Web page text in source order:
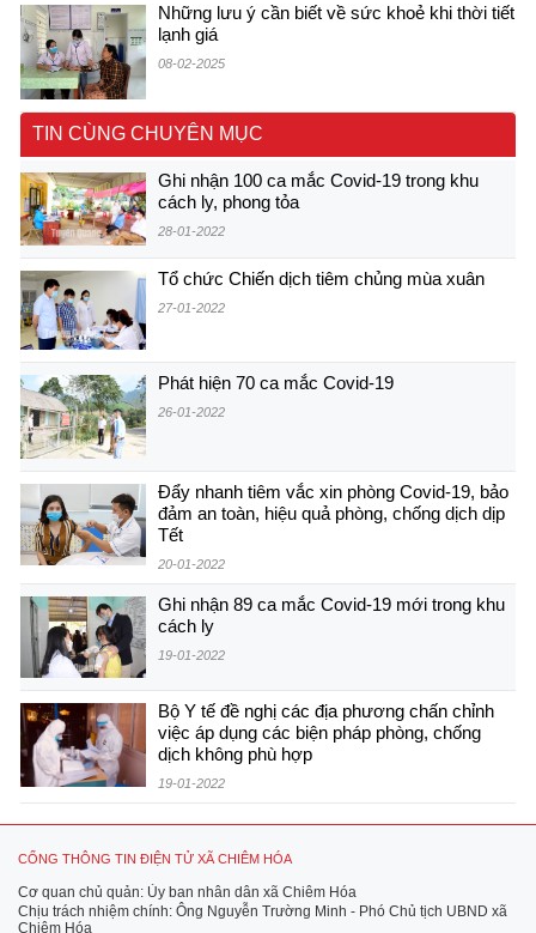
Những lưu ý cần biết về sức khoẻ khi thời tiết
lạnh giá
08-02-2025
TIN CÙNG CHUYÊN MỤC
Ghi nhận 100 ca mắc Covid-19 trong khu
cách ly, phong tỏa
28-01-2022
Tổ chức Chiến dịch tiêm chủng mùa xuân
27-01-2022
Phát hiện 70 ca mắc Covid-19
26-01-2022
Đẩy nhanh tiêm vắc xin phòng Covid-19, bảo
đảm an toàn, hiệu quả phòng, chống dịch dịp
Tết
20-01-2022
Ghi nhận 89 ca mắc Covid-19 mới trong khu
cách ly
19-01-2022
Bộ Y tế đề nghị các địa phương chấn chỉnh
việc áp dụng các biện pháp phòng, chống
dịch không phù hợp
19-01-2022
CỔNG THÔNG TIN ĐIỆN TỬ XÃ CHIÊM HÓA
Cơ quan chủ quản: Ủy ban nhân dân xã Chiêm Hóa
Chịu trách nhiệm chính: Ông Nguyễn Trường Minh - Phó Chủ tịch UBND xã
Chiêm Hóa